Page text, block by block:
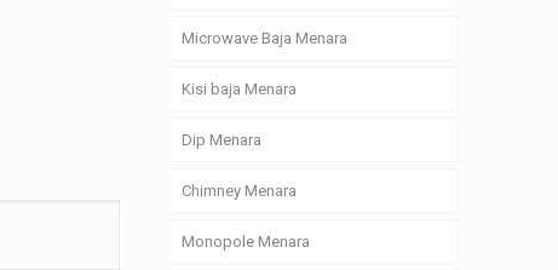
Microwave Baja Menara
Kisi baja Menara
Dip Menara
Chimney Menara
Monopole Menara